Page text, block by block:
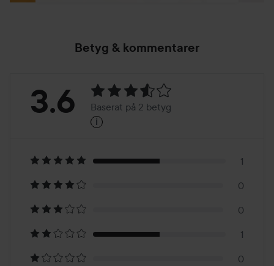
Betyg & kommentarer
Betyg:
Baserat
på
2
betyg
3.6 Baserat på 2 betyg
i
1
0
0
1
0